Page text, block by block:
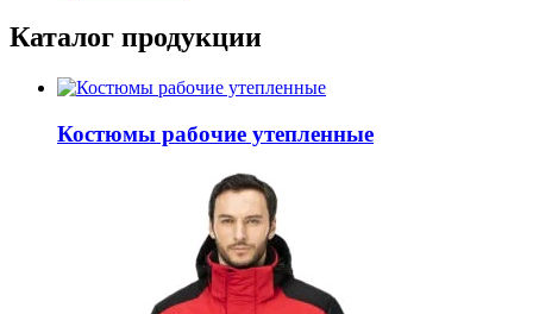
Каталог продукции
Костюмы рабочие утепленные